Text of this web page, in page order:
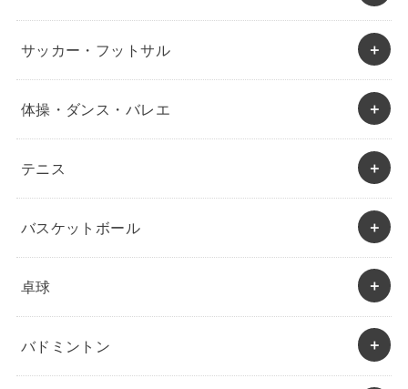
サッカー・フットサル
体操・ダンス・バレエ
テニス
バスケットボール
卓球
バドミントン